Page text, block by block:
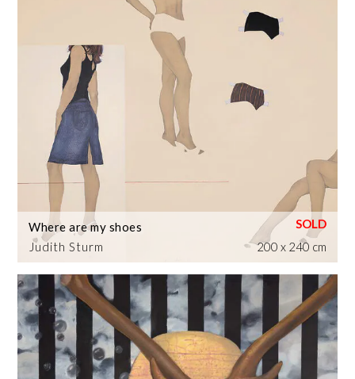
Judith Sturm
Where are my shoes
200 x 240 cm